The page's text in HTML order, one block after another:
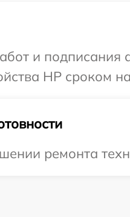
и
HP сроком
ремонта